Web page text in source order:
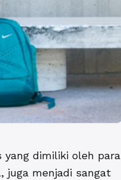
dimiliki oleh para
juga menjadi sangat